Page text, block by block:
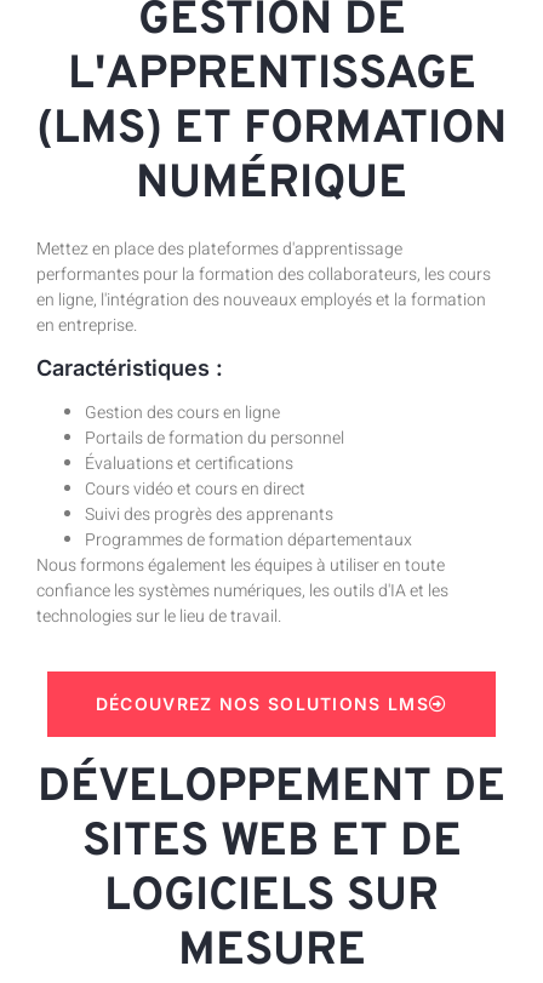
GESTION DE
L'APPRENTISSAGE
(LMS) ET FORMATION
NUMÉRIQUE
Mettez en place des plateformes d'apprentissage
performantes pour la formation des collaborateurs, les cours
en ligne, l'intégration des nouveaux employés et la formation
en entreprise.
Caractéristiques :
Gestion des cours en ligne
Portails de formation du personnel
Évaluations et certifications
Cours vidéo et cours en direct
Suivi des progrès des apprenants
Programmes de formation départementaux
Nous formons également les équipes à utiliser en toute
confiance les systèmes numériques, les outils d'IA et les
technologies sur le lieu de travail.
DÉCOUVREZ NOS SOLUTIONS LMS
DÉVELOPPEMENT DE
SITES WEB ET DE
LOGICIELS SUR
MESURE